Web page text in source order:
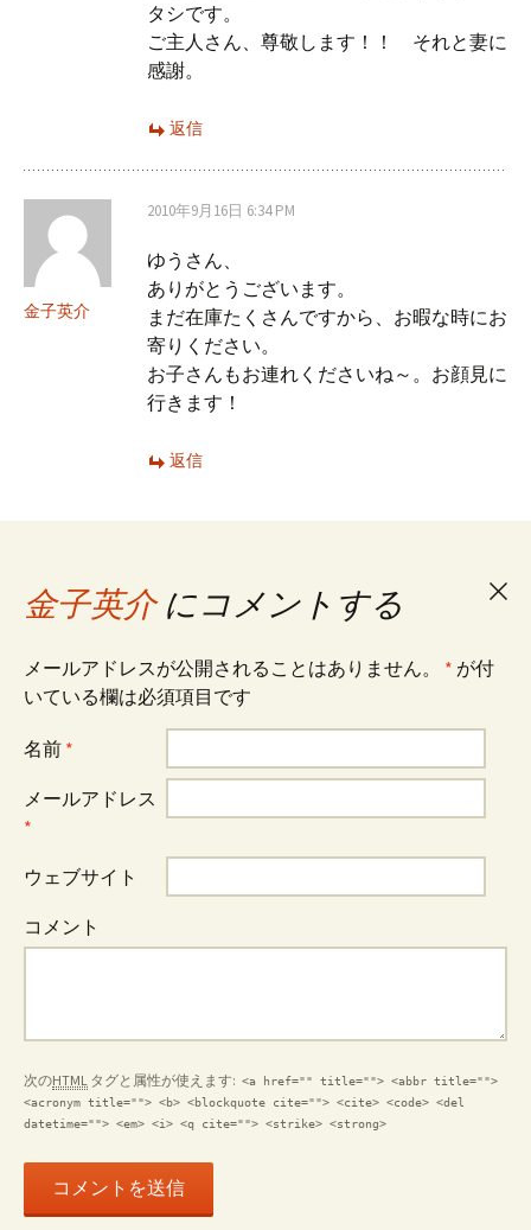
タシです。
ご主人さん、尊敬します！！ それと妻に
感謝。
返信
金子英介
2010年9月16日 6:34 PM
ゆうさん、
ありがとうございます。
まだ在庫たくさんですから、お暇な時にお
寄りください。
お子さんもお連れくださいね～。お顔見に
行きます！
返信
金子英介にコメントする
メ
メールアドレスが公開されることはありません。 * が付
いている欄は必須項目です
名前 *
メールアドレス
*
ウェブサイト
コメント
次のHTML タグと属性が使えます: <a href="" title=""> <abbr title="">
<acronym title=""> <b> <blockquote cite=""> <cite> <code> <del
datetime=""> <em> <i> <q cite=""> <strike> <strong>